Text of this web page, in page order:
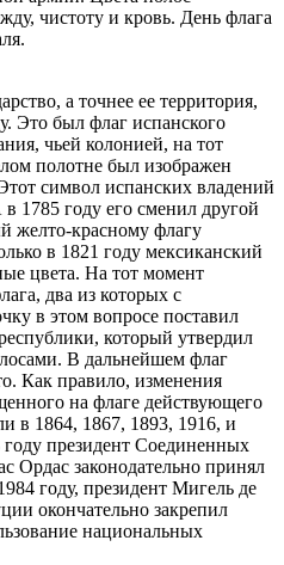
чистоту и кровь. День флага
а точнее ее территория,
Это был флаг испанского
чьей колонией, на тот
полотне был изображен
символ испанских владений
1785 году его сменил другой
желто-красному флагу
в 1821 году мексиканский
цвета. На тот момент
два из которых с
в этом вопросе поставил
который утвердил
В дальнейшем флаг
Как правило, изменения
на флаге действующего
в 1864, 1867, 1893, 1916, и
президент Соединенных
Ордас законодательно принял
году, президент Мигель де
окончательно закрепил
национальных